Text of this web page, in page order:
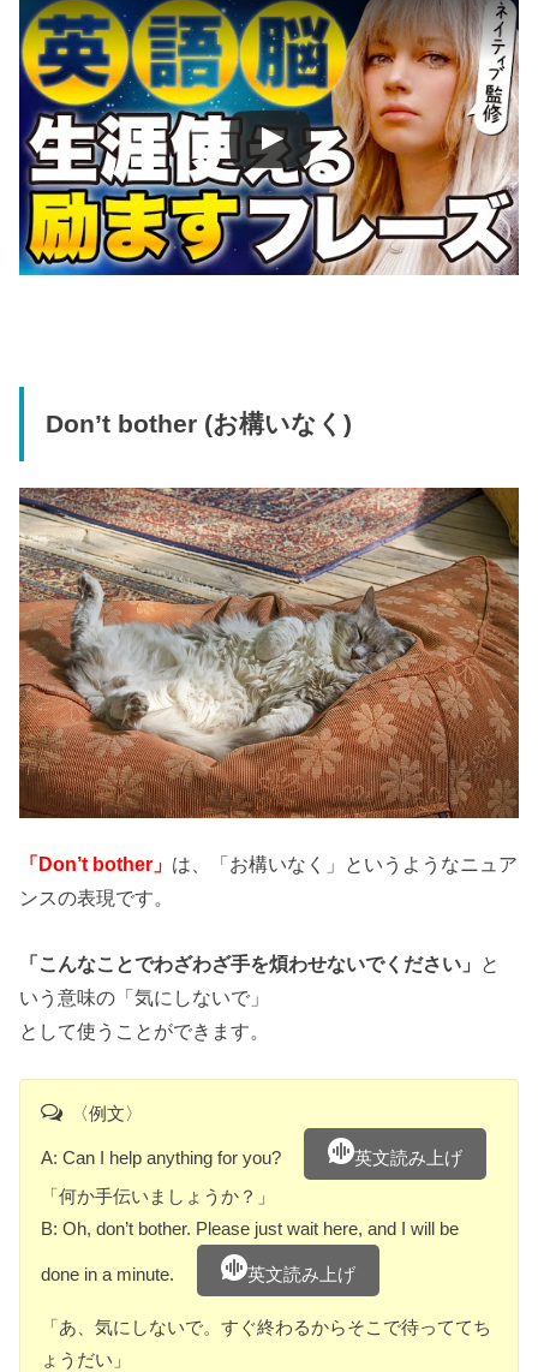
Don’t bother (お構いなく)
「Don’t bother」 は、「お構いなく」というようなニュア
ンスの表現です。
「こんなことでわざわざ手を煩わせないでください」 と
いう意味の「気にしないで」
として使うことができます。
〈例文〉
A: Can I help anything for you? 英文読み上げ
「何か手伝いましょうか？」
B: Oh, don’t bother. Please just wait here, and I will be
done in a minute. 英文読み上げ
「あ、気にしないで。すぐ終わるからそこで待っててち
ょうだい」